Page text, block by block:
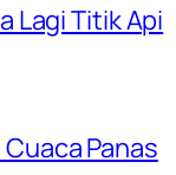
Lagi Titik Api
Panas